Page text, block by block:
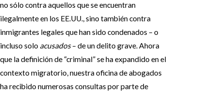
no sólo contra aquellos que se encuentran
ilegalmente en los EE.UU., sino también contra
inmigrantes legales que han sido condenados – o
incluso solo acusados– de un delito grave. Ahora
que la definición de “criminal” se ha expandido en el
contexto migratorio, nuestra oficina de abogados
ha recibido numerosas consultas por parte de